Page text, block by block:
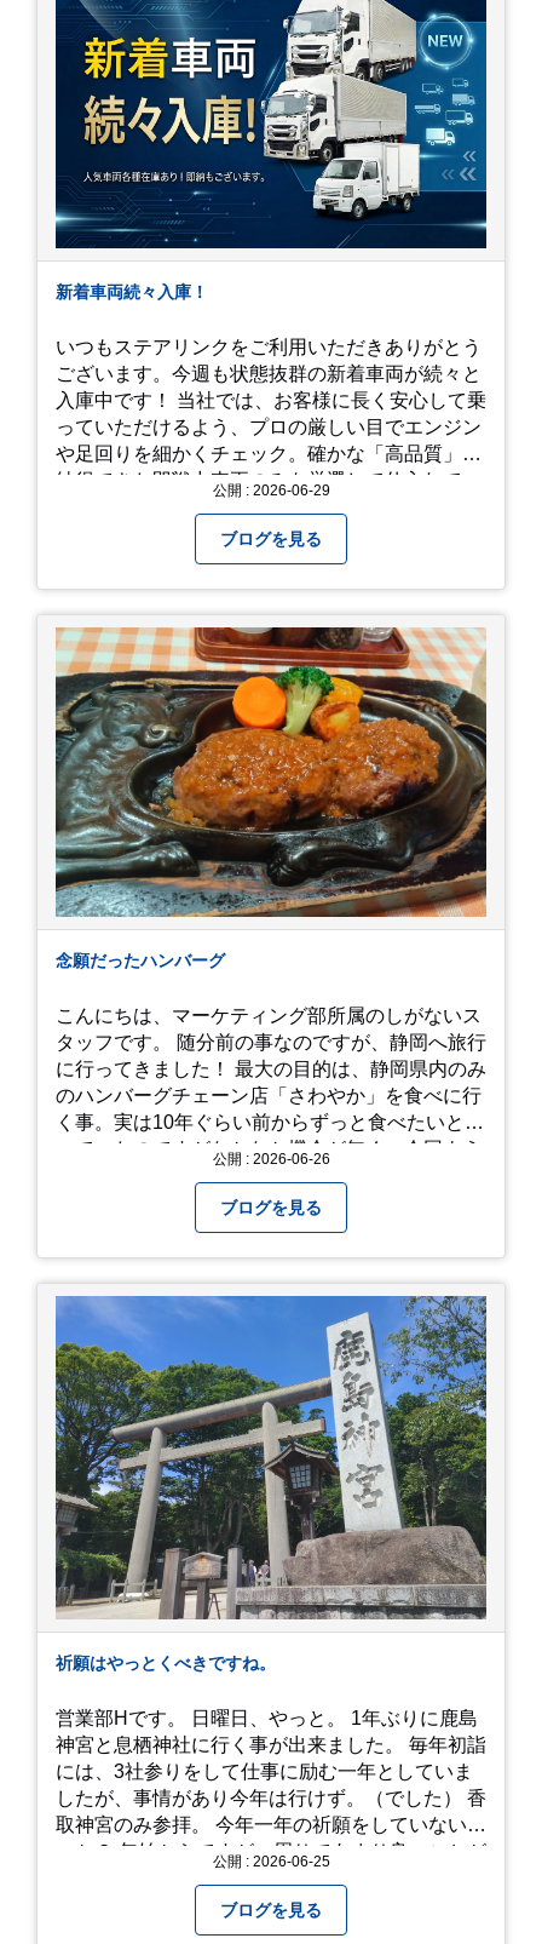
新着車両続々入庫！
いつもステアリンクをご利用いただきありがとう
ございます。今週も状態抜群の新着車両が続々と
入庫中です！ 当社では、お客様に長く安心して乗
っていただけるよう、プロの厳しい目でエンジン
や足回りを細かくチェック。確かな「高品質」と
納得できた即戦力車両のみを厳選して仕入れてい
公開 : 2026-06-29
ブログを見る
念願だったハンバーグ
こんにちは、マーケティング部所属のしがないス
タッフです。 随分前の事なのですが、静岡へ旅行
に行ってきました！ 最大の目的は、静岡県内のみ
のハンバーグチェーン店「さわやか」を食べに行
く事。実は10年ぐらい前からずっと食べたいと思
っていたのですがなかなか機会が無く、今回よう
って待機する事になったのですが、、10時頃にも
らった整理券で、お店に入れるのは12時過ぎ頃で
した。大人気とは聞いていましたがここまでと
は、、！！ 駅前ショッピングモール内の店舗だっ
たのでお買い物をしつつ待機して遂に入店。ハン
バーグはレアな焼き加減でとってもジューシーで
最高に美味しかったです！！目の前で店員さんが
カットしてくれるのもとっても良かったです。 こ
れは何個でも行けてしまう勢い、、！！！ 皆様も
静岡へ行く予定がありましたら是非とも召し上が
って見てください！予約は行っていないようなの
で、時と場合とタイミングと要相談で
す、、！！！
公開 : 2026-06-26
ブログを見る
祈願はやっとくべきですね。
営業部Hです。 日曜日、やっと。 1年ぶりに鹿島
神宮と息栖神社に行く事が出来ました。 毎年初詣
には、3社参りをして仕事に励む一年としていま
したが、事情があり今年は行けず。（でした） 香
取神宮のみ参拝。 今年一年の祈願をしていないせ
いか？ 年始からですが、周りであまり良いことが
から、あっという間に半年が過ぎやっとこさ。 3
日後のこと。不思議ですね。 気にかかる事1つ
公開 : 2026-06-25
ブログを見る